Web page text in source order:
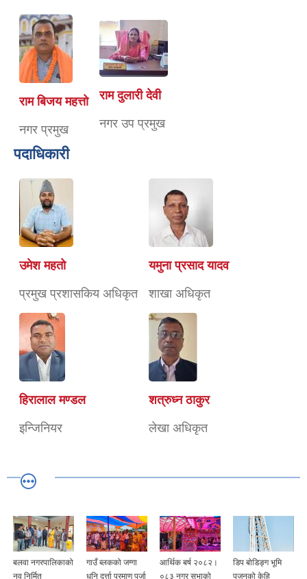
राम बिजय महत्तो
नगर प्रमुख
राम दुलारी देवी
नगर उप प्रमुख
पदाधिकारी
उमेश महतो
प्रमुख प्रशासकिय अधिकृत
यमुना प्रसाद यादव
शाखा अधिकृत
हिरालाल मण्डल
इन्जिनियर
शत्रुध्न ठाकुर
लेखा अधिकृत
बलवा नगरपालिकाको
नव निर्मित
गाउँ ब्लकको जग्गा
धनि दर्त्ता प्रमाण पूर्जा
आर्थिक बर्ष २०८२।
०८३ नगर सभाको
डिप बोडिङ्ग भूमि
पुजनको केहि